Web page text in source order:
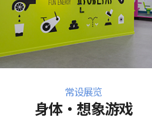
常设展览
身体·想象游戏